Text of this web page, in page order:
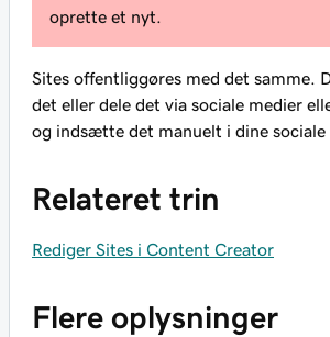
oprette et nyt.
Sites offentliggøres med det samme.
det eller dele det via sociale medier
og indsætte det manuelt i dine sociale
Relateret trin
Rediger Sites i Content Creator
Flere oplysninger